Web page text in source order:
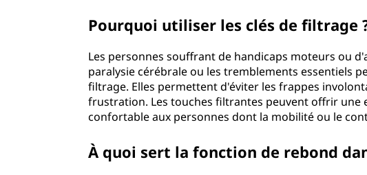
Pourquoi utiliser les clés de filtrage
Les personnes souffrant de handicaps moteurs ou
paralysie cérébrale ou les tremblements essentiels
filtrage. Elles permettent d'éviter les frappes
frustration. Les touches filtrantes peuvent offrir une
confortable aux personnes dont la mobilité ou le
À quoi sert la fonction de rebond